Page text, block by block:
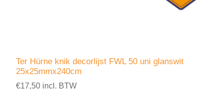
Ter Hürne knik decorlijst FWL 50 uni glanswit
25x25mmx240cm
€17,50 incl. BTW